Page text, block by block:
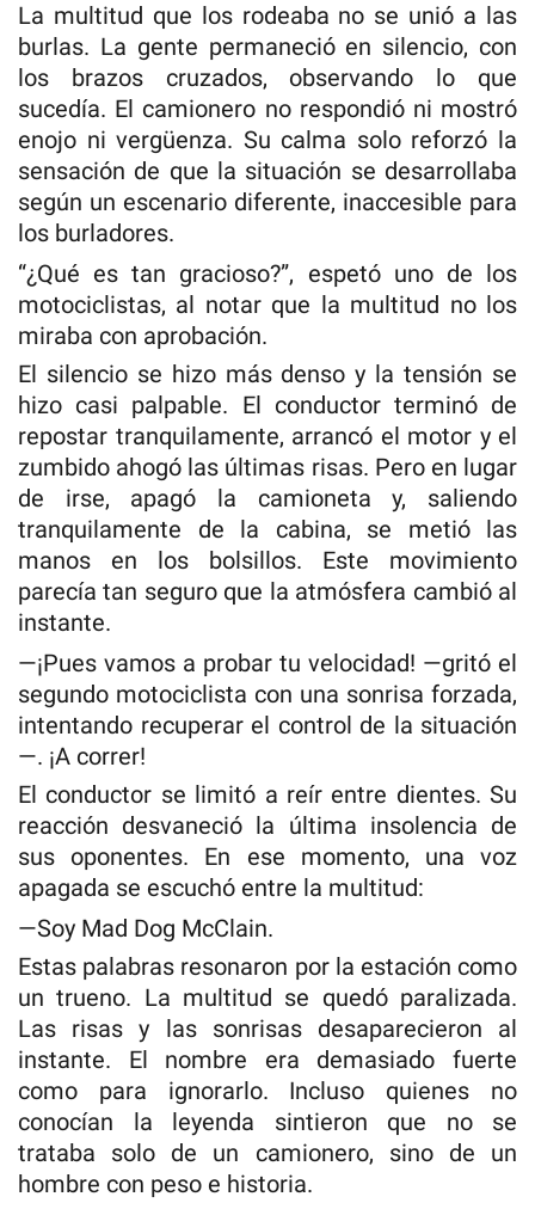
La multitud que los rodeaba no se unió a las
burlas. La gente permaneció en silencio, con
los brazos cruzados, observando lo que
sucedía. El camionero no respondió ni mostró
enojo ni vergüenza. Su calma solo reforzó la
sensación de que la situación se desarrollaba
según un escenario diferente, inaccesible para
los burladores.
“¿Qué es tan gracioso?”, espetó uno de los
motociclistas, al notar que la multitud no los
miraba con aprobación.
El silencio se hizo más denso y la tensión se
hizo casi palpable. El conductor terminó de
repostar tranquilamente, arrancó el motor y el
zumbido ahogó las últimas risas. Pero en lugar
de irse, apagó la camioneta y, saliendo
tranquilamente de la cabina, se metió las
manos en los bolsillos. Este movimiento
parecía tan seguro que la atmósfera cambió al
instante.
—¡Pues vamos a probar tu velocidad! —gritó el
segundo motociclista con una sonrisa forzada,
intentando recuperar el control de la situación
—. ¡A correr!
El conductor se limitó a reír entre dientes. Su
reacción desvaneció la última insolencia de
sus oponentes. En ese momento, una voz
apagada se escuchó entre la multitud:
—Soy Mad Dog McClain.
Estas palabras resonaron por la estación como
un trueno. La multitud se quedó paralizada.
Las risas y las sonrisas desaparecieron al
instante. El nombre era demasiado fuerte
como para ignorarlo. Incluso quienes no
conocían la leyenda sintieron que no se
trataba solo de un camionero, sino de un
hombre con peso e historia.